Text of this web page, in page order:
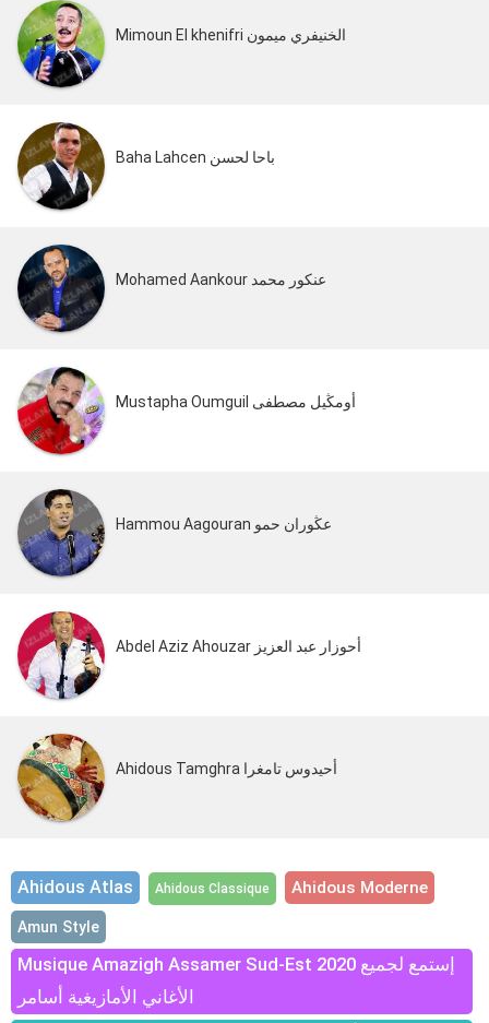
Mimoun El khenifri الخنيفري ميمون
Baha Lahcen باحا لحسن
Mohamed Aankour عنكور محمد
Mustapha Oumguil أومڭيل مصطفى
Hammou Aagouran عڭوران حمو
Abdel Aziz Ahouzar أحوزار عبد العزيز
Ahidous Tamghra أحيدوس تامغرا
Ahidous Atlas Ahidous Classique Ahidous Moderne
Amun Style
Musique Amazigh Assamer Sud-Est 2020 إستمع لجميع
الأغاني الأمازيغية أسامر